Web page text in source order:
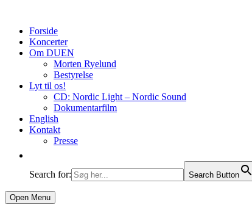
Forside
Koncerter
Om DUEN
Morten Ryelund
Bestyrelse
Lyt til os!
CD: Nordic Light – Nordic Sound
Dokumentarfilm
English
Kontakt
Presse
Search for: Search Button
Open Menu